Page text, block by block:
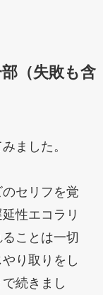
（失敗も含
ました。
セリフを覚
性エコラリ
ことは一切
り取りをし
続きまし